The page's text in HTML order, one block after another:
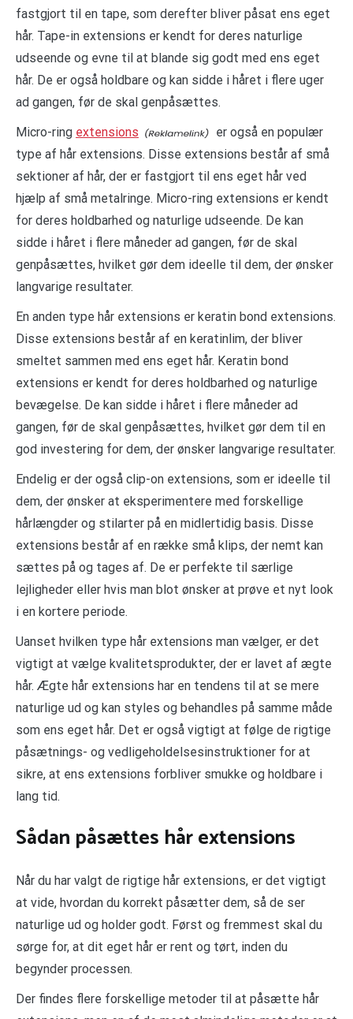
fastgjort til en tape, som derefter bliver påsat ens eget
hår. Tape-in extensions er kendt for deres naturlige
udseende og evne til at blande sig godt med ens eget
hår. De er også holdbare og kan sidde i håret i flere uger
ad gangen, før de skal genpåsættes.
Micro-ring extensions
er også en populær
type af hår extensions. Disse extensions består af små
sektioner af hår, der er fastgjort til ens eget hår ved
hjælp af små metalringe. Micro-ring extensions er kendt
for deres holdbarhed og naturlige udseende. De kan
sidde i håret i flere måneder ad gangen, før de skal
genpåsættes, hvilket gør dem ideelle til dem, der ønsker
langvarige resultater.
En anden type hår extensions er keratin bond extensions.
Disse extensions består af en keratinlim, der bliver
smeltet sammen med ens eget hår. Keratin bond
extensions er kendt for deres holdbarhed og naturlige
bevægelse. De kan sidde i håret i flere måneder ad
gangen, før de skal genpåsættes, hvilket gør dem til en
god investering for dem, der ønsker langvarige resultater.
Endelig er der også clip-on extensions, som er ideelle til
dem, der ønsker at eksperimentere med forskellige
hårlængder og stilarter på en midlertidig basis. Disse
extensions består af en række små klips, der nemt kan
sættes på og tages af. De er perfekte til særlige
lejligheder eller hvis man blot ønsker at prøve et nyt look
i en kortere periode.
Uanset hvilken type hår extensions man vælger, er det
vigtigt at vælge kvalitetsprodukter, der er lavet af ægte
hår. Ægte hår extensions har en tendens til at se mere
naturlige ud og kan styles og behandles på samme måde
som ens eget hår. Det er også vigtigt at følge de rigtige
påsætnings- og vedligeholdelsesinstruktioner for at
sikre, at ens extensions forbliver smukke og holdbare i
lang tid.
Sådan påsættes hår extensions
Når du har valgt de rigtige hår extensions, er det vigtigt
at vide, hvordan du korrekt påsætter dem, så de ser
naturlige ud og holder godt. Først og fremmest skal du
sørge for, at dit eget hår er rent og tørt, inden du
begynder processen.
Der findes flere forskellige metoder til at påsætte hår